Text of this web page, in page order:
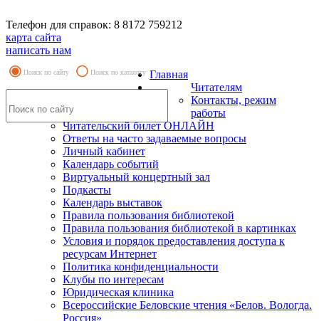
Телефон для справок: 8 8172 759212
карта сайта
написать нам
Поиск по сайту Поиск по каталогу Главная
Читателям
Контакты, режим
работы
Читательский билет ОНЛАЙН
Ответы на часто задаваемые вопросы
Личный кабинет
Календарь событий
Виртуальный концертный зал
Подкасты
Календарь выставок
Правила пользования библиотекой
Правила пользования библиотекой в картинках
Условия и порядок предоставления доступа к
ресурсам Интернет
Политика конфиденциальности
Клубы по интересам
Юридическая клиника
Всероссийские Беловские чтения «Белов. Вологда.
Россия»